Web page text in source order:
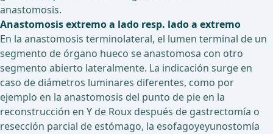
anastomosis.
Anastomosis extremo a lado resp. lado a extremo
En la anastomosis terminolateral, el lumen terminal de un
segmento de órgano hueco se anastomosa con otro
segmento abierto lateralmente. La indicación surge en
caso de diámetros luminares diferentes, como por
ejemplo en la anastomosis del punto de pie en la
reconstrucción en Y de Roux después de gastrectomía o
resección parcial de estómago, la esofagoyeyunostomía